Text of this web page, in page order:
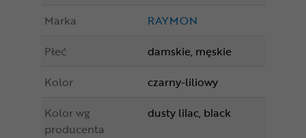
Marka
RAYMON
Płeć
damskie, męskie
Kolor
czarny-liliowy
Kolor wg
producenta
dusty lilac, black